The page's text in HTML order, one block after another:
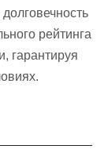
рейтинга
гарантируя